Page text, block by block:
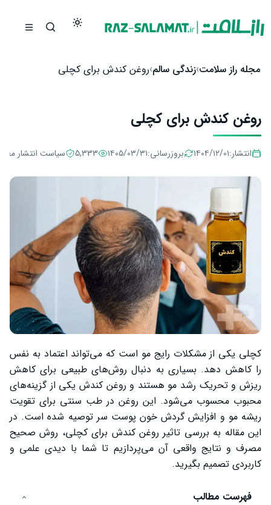
مجله راز سلامت زندگی سالم روغن کندش برای کچلی
روغن کندش برای کچلی
انتشار:۱۴۰۴/۱۲/۰۱ بروزرسانی:۱۴۰۵/۰۳/۳۱ 5,333 سیاست انتشار
کچلی یکی از مشکلات رایج مو است که می‌تواند اعتماد به نفس
را کاهش دهد. بسیاری به دنبال روش‌های طبیعی برای کاهش
ریزش و تحریک رشد مو هستند و روغن کندش یکی از گزینه‌های
محبوب محسوب می‌شود. این روغن در طب سنتی برای تقویت
ریشه مو و افزایش گردش خون پوست سر توصیه شده است. در
این مقاله به بررسی تاثیر روغن کندش برای کچلی، روش صحیح
مصرف و نتایج واقعی آن می‌پردازیم تا شما با دیدی علمی و
کاربردی تصمیم بگیرید.
فهرست مطالب